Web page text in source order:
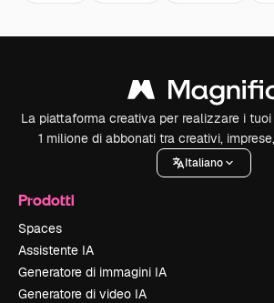
La piattaforma creativa per realizzare i
1 milione di abbonati tra creativi,
Italiano
Prodotti
Spaces
Assistente IA
Generatore di immagini IA
Generatore di video IA